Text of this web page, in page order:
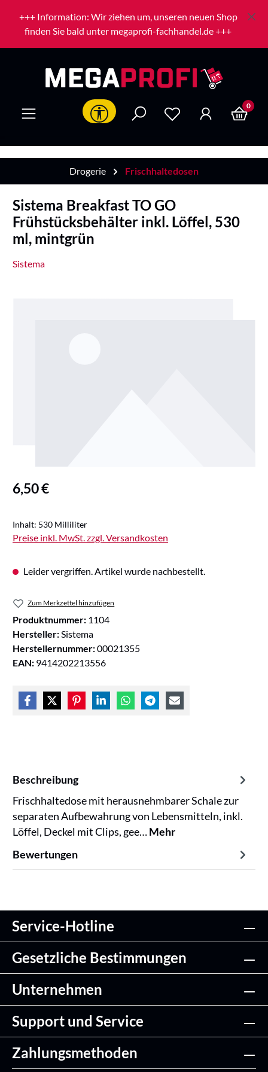
Zum Hauptinhalt springen
+++ Information: Wir ziehen um, unseren neuen Shop
finden Sie bald unter megaprofi-fachhandel.de +++
Werkzeugleiste anzeigen 0
Drogerie Frischhaltedosen
Sistema Breakfast TO GO
Frühstücksbehälter inkl. Löffel, 530
ml, mintgrün
Sistema
Regulärer Preis:
6,50 €
Inhalt: 530 Milliliter
Preise inkl. MwSt. zzgl. Versandkosten
Leider vergriffen. Artikel wurde nachbestellt.
Zum Merkzettel hinzufügen
Produktnummer: 1104
Hersteller:Sistema
Herstellernummer:00021355
EAN: 9414202213556
Beschreibung
Frischhaltedose mit herausnehmbarer Schale zur
separaten Aufbewahrung von Lebensmitteln, inkl.
Löffel, Deckel mit Clips, gee…Mehr
Bewertungen
Service-Hotline
Gesetzliche Bestimmungen
Unternehmen
Support und Service
Zahlungsmethoden